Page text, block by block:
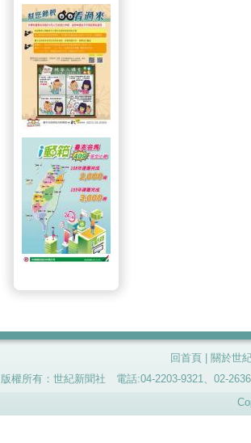
回首頁 關於世
版權所有：世紀新聞社 電話:04-2203-9321、02-